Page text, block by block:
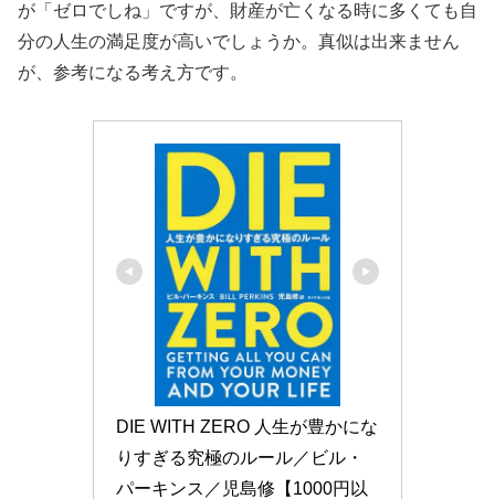
が「ゼロでしね」ですが、財産が亡くなる時に多くても自
分の人生の満足度が高いでしょうか。真似は出来ません
が、参考になる考え方です。
DIE WITH ZERO 人生が豊かにな
りすぎる究極のルール／ビル・
パーキンス／児島修【1000円以